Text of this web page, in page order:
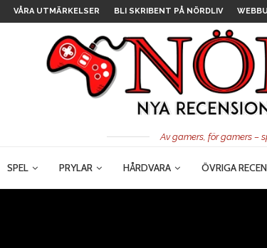
VÅRA UTMÄRKELSER BLI SKRIBENT PÅ NÖRDLIV
Av gamers, för gamers –
SPEL PRYLAR HÅRDVARA ÖVRIGA